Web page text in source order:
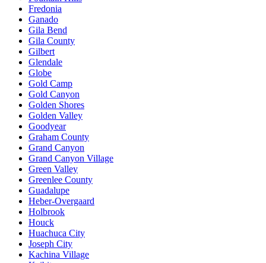
Fredonia
Ganado
Gila Bend
Gila County
Gilbert
Glendale
Globe
Gold Camp
Gold Canyon
Golden Shores
Golden Valley
Goodyear
Graham County
Grand Canyon
Grand Canyon Village
Green Valley
Greenlee County
Guadalupe
Heber-Overgaard
Holbrook
Houck
Huachuca City
Joseph City
Kachina Village